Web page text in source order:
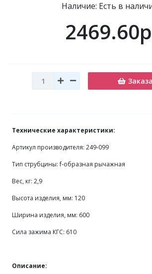
Наличие: Есть в
Технические характеристики:
Артикул производителя: 249-099
Тип струбцины: f-образная рычажная
Вес, кг: 2,9
Высота изделия, мм: 120
Ширина изделия, мм: 600
Сила зажима КГС: 610
Описание: